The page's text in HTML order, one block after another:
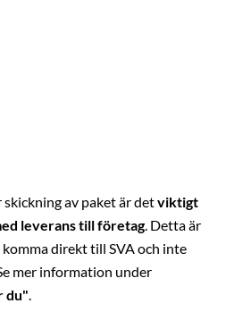
av paket är detviktigt
leverans till företag. Detta är
direkt till SVA och inte
mer information under
du"